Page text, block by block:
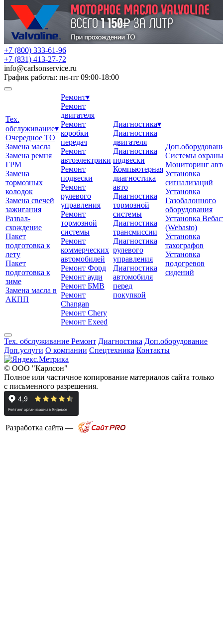
+7 (800) 333-61-96
+7 (831) 413-27-72
info@carlsonservice.ru
График работы: пн-пт 09:00-18:00
Тех.
обслуживание▾
Очередное ТО
Замена масла
Замена ремня
ГРМ
Замена
тормозных
колодок
Замена свечей
зажигания
Развал-
схождение
Пакет
подготовка к
лету
Пакет
подготовка к
зиме
Замена масла в
АКПП
Ремонт▾
Ремонт
двигателя
Ремонт
коробки
передач
Ремонт
автоэлектрики
Ремонт
подвески
Ремонт
рулевого
управления
Ремонт
тормозной
системы
Ремонт
коммерческих
автомобилей
Ремонт Форд
Ремонт ауди
Ремонт БМВ
Ремонт
Changan
Ремонт Chery
Ремонт Exeed
Диагностика▾
Диагностика
двигателя
Диагностика
подвески
Компьютерная
диагностика
авто
Диагностика
тормозной
системы
Диагностика
трансмиссии
Диагностика
рулевого
управления
Диагностика
автомобиля
перед
покупкой
Системы охраны
Мониторинг
Установка
сигнализаций
Установка
Газобалонного
оборудования
Установка
(Webasto)
Установка
тахографов
Установка
подогревов
сидений
Тех. обслуживание Ремонт Диагностика Доп.оборудование
Доп.услуги О компании Спецтехника Контакты
© ООО "Карлсон"
Полное или частичное копирование материалов сайта только
с письменного разрешения.
Разработка сайта —